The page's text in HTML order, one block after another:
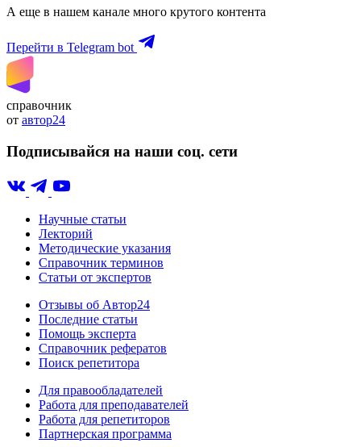
А еще в нашем канале много крутого контента
Перейти в Telegram bot
справочник
от автор24
Подписывайся на наши соц. сети
Научные статьи
Лекторий
Методические указания
Справочник терминов
Статьи от экспертов
Отзывы об Автор24
Последние статьи
Помощь эксперта
Справочник рефератов
Поиск репетитора
Для правообладателей
Работа для преподавателей
Работа для репетиторов
Партнерская программа